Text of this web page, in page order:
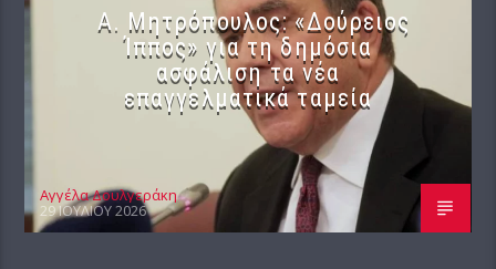
Α. Μητρόπουλος: «Δούρειος
Ίππος» για τη δημόσια
ασφάλιση τα νέα
επαγγελματικά ταμεία
Αγγέλα Δουλγεράκη
29 ΙΟΥΛΊΟΥ 2026